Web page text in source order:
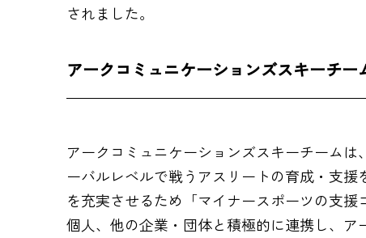
されました。
アークコミュニケーションズスキーチー
アークコミュニケーションズスキーチーム
ーバルレベルで戦うアスリートの育成・支
を充実させるため「マイナースポーツの支
個人、他の企業・団体と積極的に連携し、ア